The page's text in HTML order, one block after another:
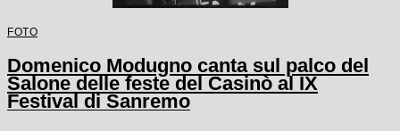
FOTO
Domenico Modugno canta sul palco del
Salone delle feste del Casinò al IX
Festival di Sanremo